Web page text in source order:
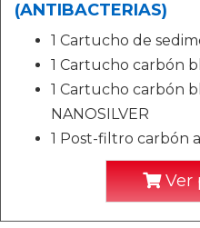
(ANTIBACTERIAS)
1 Cartucho de
1 Cartucho carbón
1 Cartucho carbón
NANOSILVER
1 Post-filtro carbón
Ver